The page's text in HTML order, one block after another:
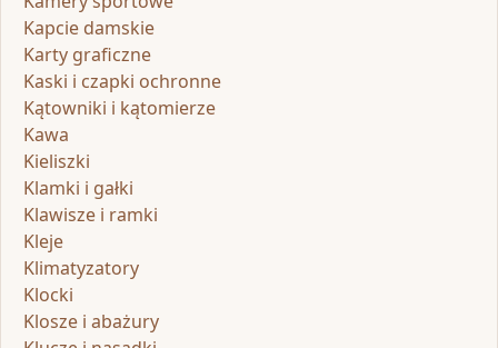
Kapcie damskie
Karty graficzne
Kaski i czapki ochronne
Kątowniki i kątomierze
Kawa
Kieliszki
Klamki i gałki
Klawisze i ramki
Kleje
Klimatyzatory
Klocki
Klosze i abażury